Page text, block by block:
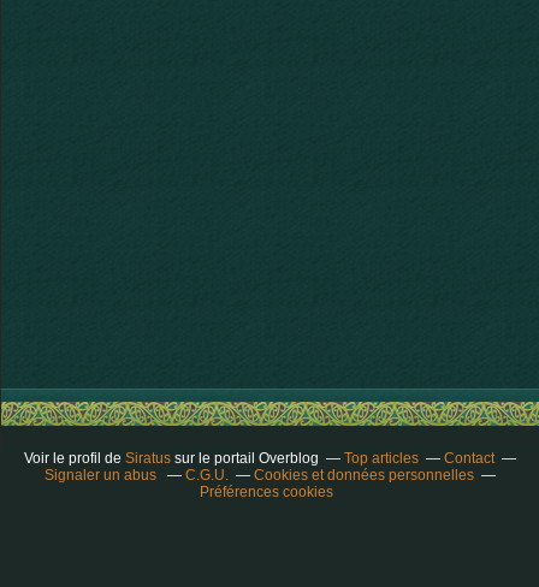
Voir le profil de Siratussur le portail Overblog Top articles
Contact
Signaler un abus
C.G.U.
Cookies et données personnelles
Préférences cookies